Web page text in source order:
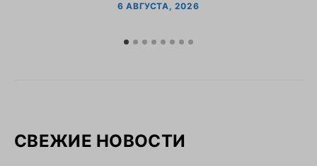
6 АВГУСТА, 2026
СВЕЖИЕ НОВОСТИ